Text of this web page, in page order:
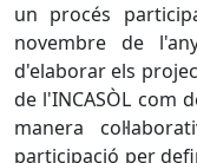
un procés
novembre de
d'elaborar els
de l'INCASÒL com
manera
participació per